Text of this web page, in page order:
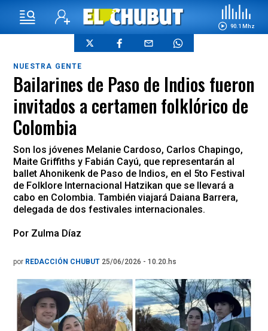
90.1 Mhz
NUESTRA GENTE
Bailarines de Paso de Indios fueron
invitados a certamen folklórico de
Colombia
Son los jóvenes Melanie Cardoso, Carlos Chapingo,
Maite Griffiths y Fabián Cayú, que representarán al
ballet Ahonikenk de Paso de Indios, en el 5to Festival
de Folklore Internacional Hatzikan que se llevará a
cabo en Colombia. También viajará Daiana Barrera,
delegada de dos festivales internacionales.
Por Zulma Díaz
por REDACCIÓN CHUBUT 25/06/2026 - 10.20.hs